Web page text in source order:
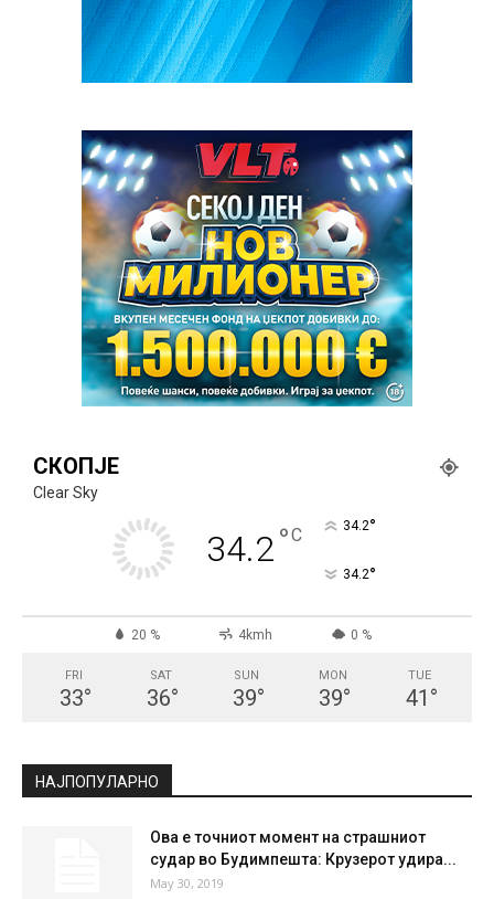
СКОПЈЕ
Clear Sky
34.2°C 34.2°
34.2°
20 % 4kmh 0 %
FRI
33°
SAT
36°
SUN
39°
MON
39°
TUE
41 °
НАЈПОПУЛАРНО
Ова е точниот момент на страшниот
судар во Будимпешта: Крузерот удира...
May 30, 2019